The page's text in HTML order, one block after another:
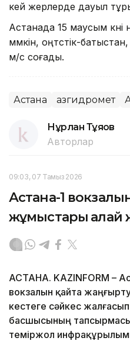
кей жерлерде дауыл
Астанада 15 маусым
мүмкін, оңтүстік-
м/с соғады.
Астана Қазгидромет
Нұрлан Тұяқов
Авторлар
09:03, 07 Тамыз 2026
Астана-1
жұмыстары қалай
АСТАНА. KAZINFORM –
вокзалын қайта
кестеге сәйкес
басшысының
теміржол